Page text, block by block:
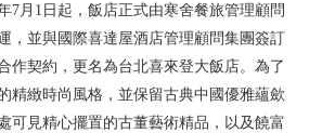
7月1日起，飯店正式由寒舍餐旅管理顧問
，並與國際喜達屋酒店管理顧問集團簽訂
作契約，更名為台北喜來登大飯店。為了
精緻時尚風格，並保留古典中國優雅蘊歛
可見精心擺置的古董藝術精品，以及饒富